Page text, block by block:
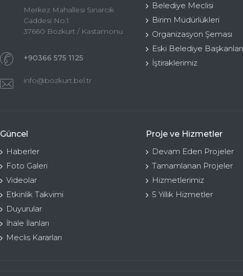
Merkez Mahallesi Sınarcık
Caddesi No:1
37660 Bozkurt / Kastamonu
+90366 575 1125
info@bozkurt.bel.tr
Belediye Meclisi
Birim Müdürlükleri
Organizasyon Şeması
Eski Belediye Başkanları
İştiraklerimiz
Güncel
Haberler
Foto Galeri
Videolar
Etkinlik Takvimi
Duyurular
İhale İlanları
Meclis Kararları
Proje ve Hizmetler
Devam Eden Projeler
Tamamlanan Projeler
Hizmetlerimiz
5 Yıllık Hizmetler